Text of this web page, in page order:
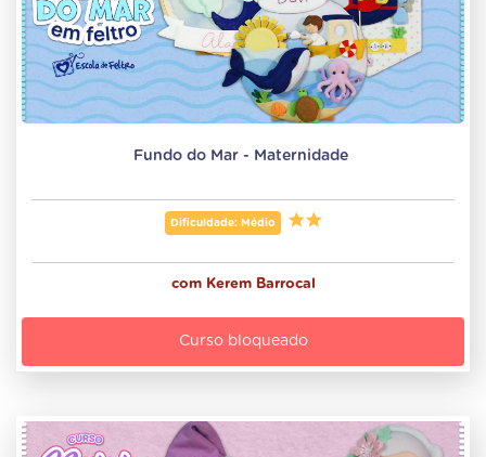
Fundo do Mar - Maternidade
Dificuldade: Médio
com Kerem Barrocal
Curso bloqueado